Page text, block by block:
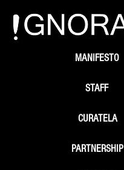
STAFF
MANIFESTO
PARTNERSHIP
CURATELA